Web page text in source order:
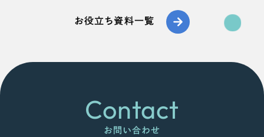
お役立ち資料一覧
Contact
お問い合わせ